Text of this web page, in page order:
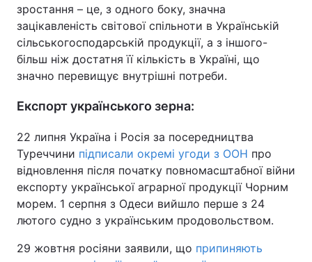
зростання – це, з одного боку, значна
зацікавленість світової спільноти в Українській
сільськогосподарській продукції, а з іншого-
більш ніж достатня її кількість в Україні, що
значно перевищує внутрішні потреби.
Експорт українського зерна:
22 липня Україна і Росія за посередництва
Туреччини підписали окремі угоди з ООН про
відновлення після початку повномасштабної війни
експорту української аграрної продукції Чорним
морем. 1 серпня з Одеси вийшло перше з 24
лютого судно з українським продовольством.
29 жовтня росіяни заявили, що припиняють